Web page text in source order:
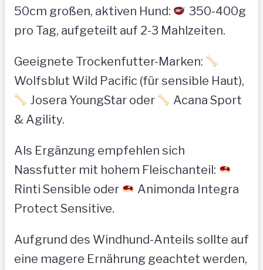
50cm großen, aktiven Hund:
350-400g
pro Tag, aufgeteilt auf 2-3 Mahlzeiten.
Geeignete Trockenfutter-Marken:
Wolfsblut Wild Pacific (für sensible Haut),
Josera YoungStar oder
Acana Sport
& Agility.
Als Ergänzung empfehlen sich
Nassfutter mit hohem Fleischanteil:
Rinti Sensible oder
Animonda Integra
Protect Sensitive.
Aufgrund des Windhund-Anteils sollte auf
eine magere Ernährung geachtet werden,